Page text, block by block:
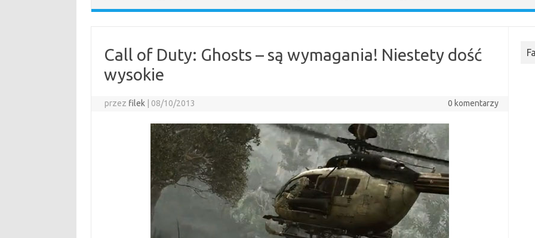
Call of Duty: Ghosts – są wymagania! Niestety dość
wysokie
przez filek 08/10/2013 0 komentarzy